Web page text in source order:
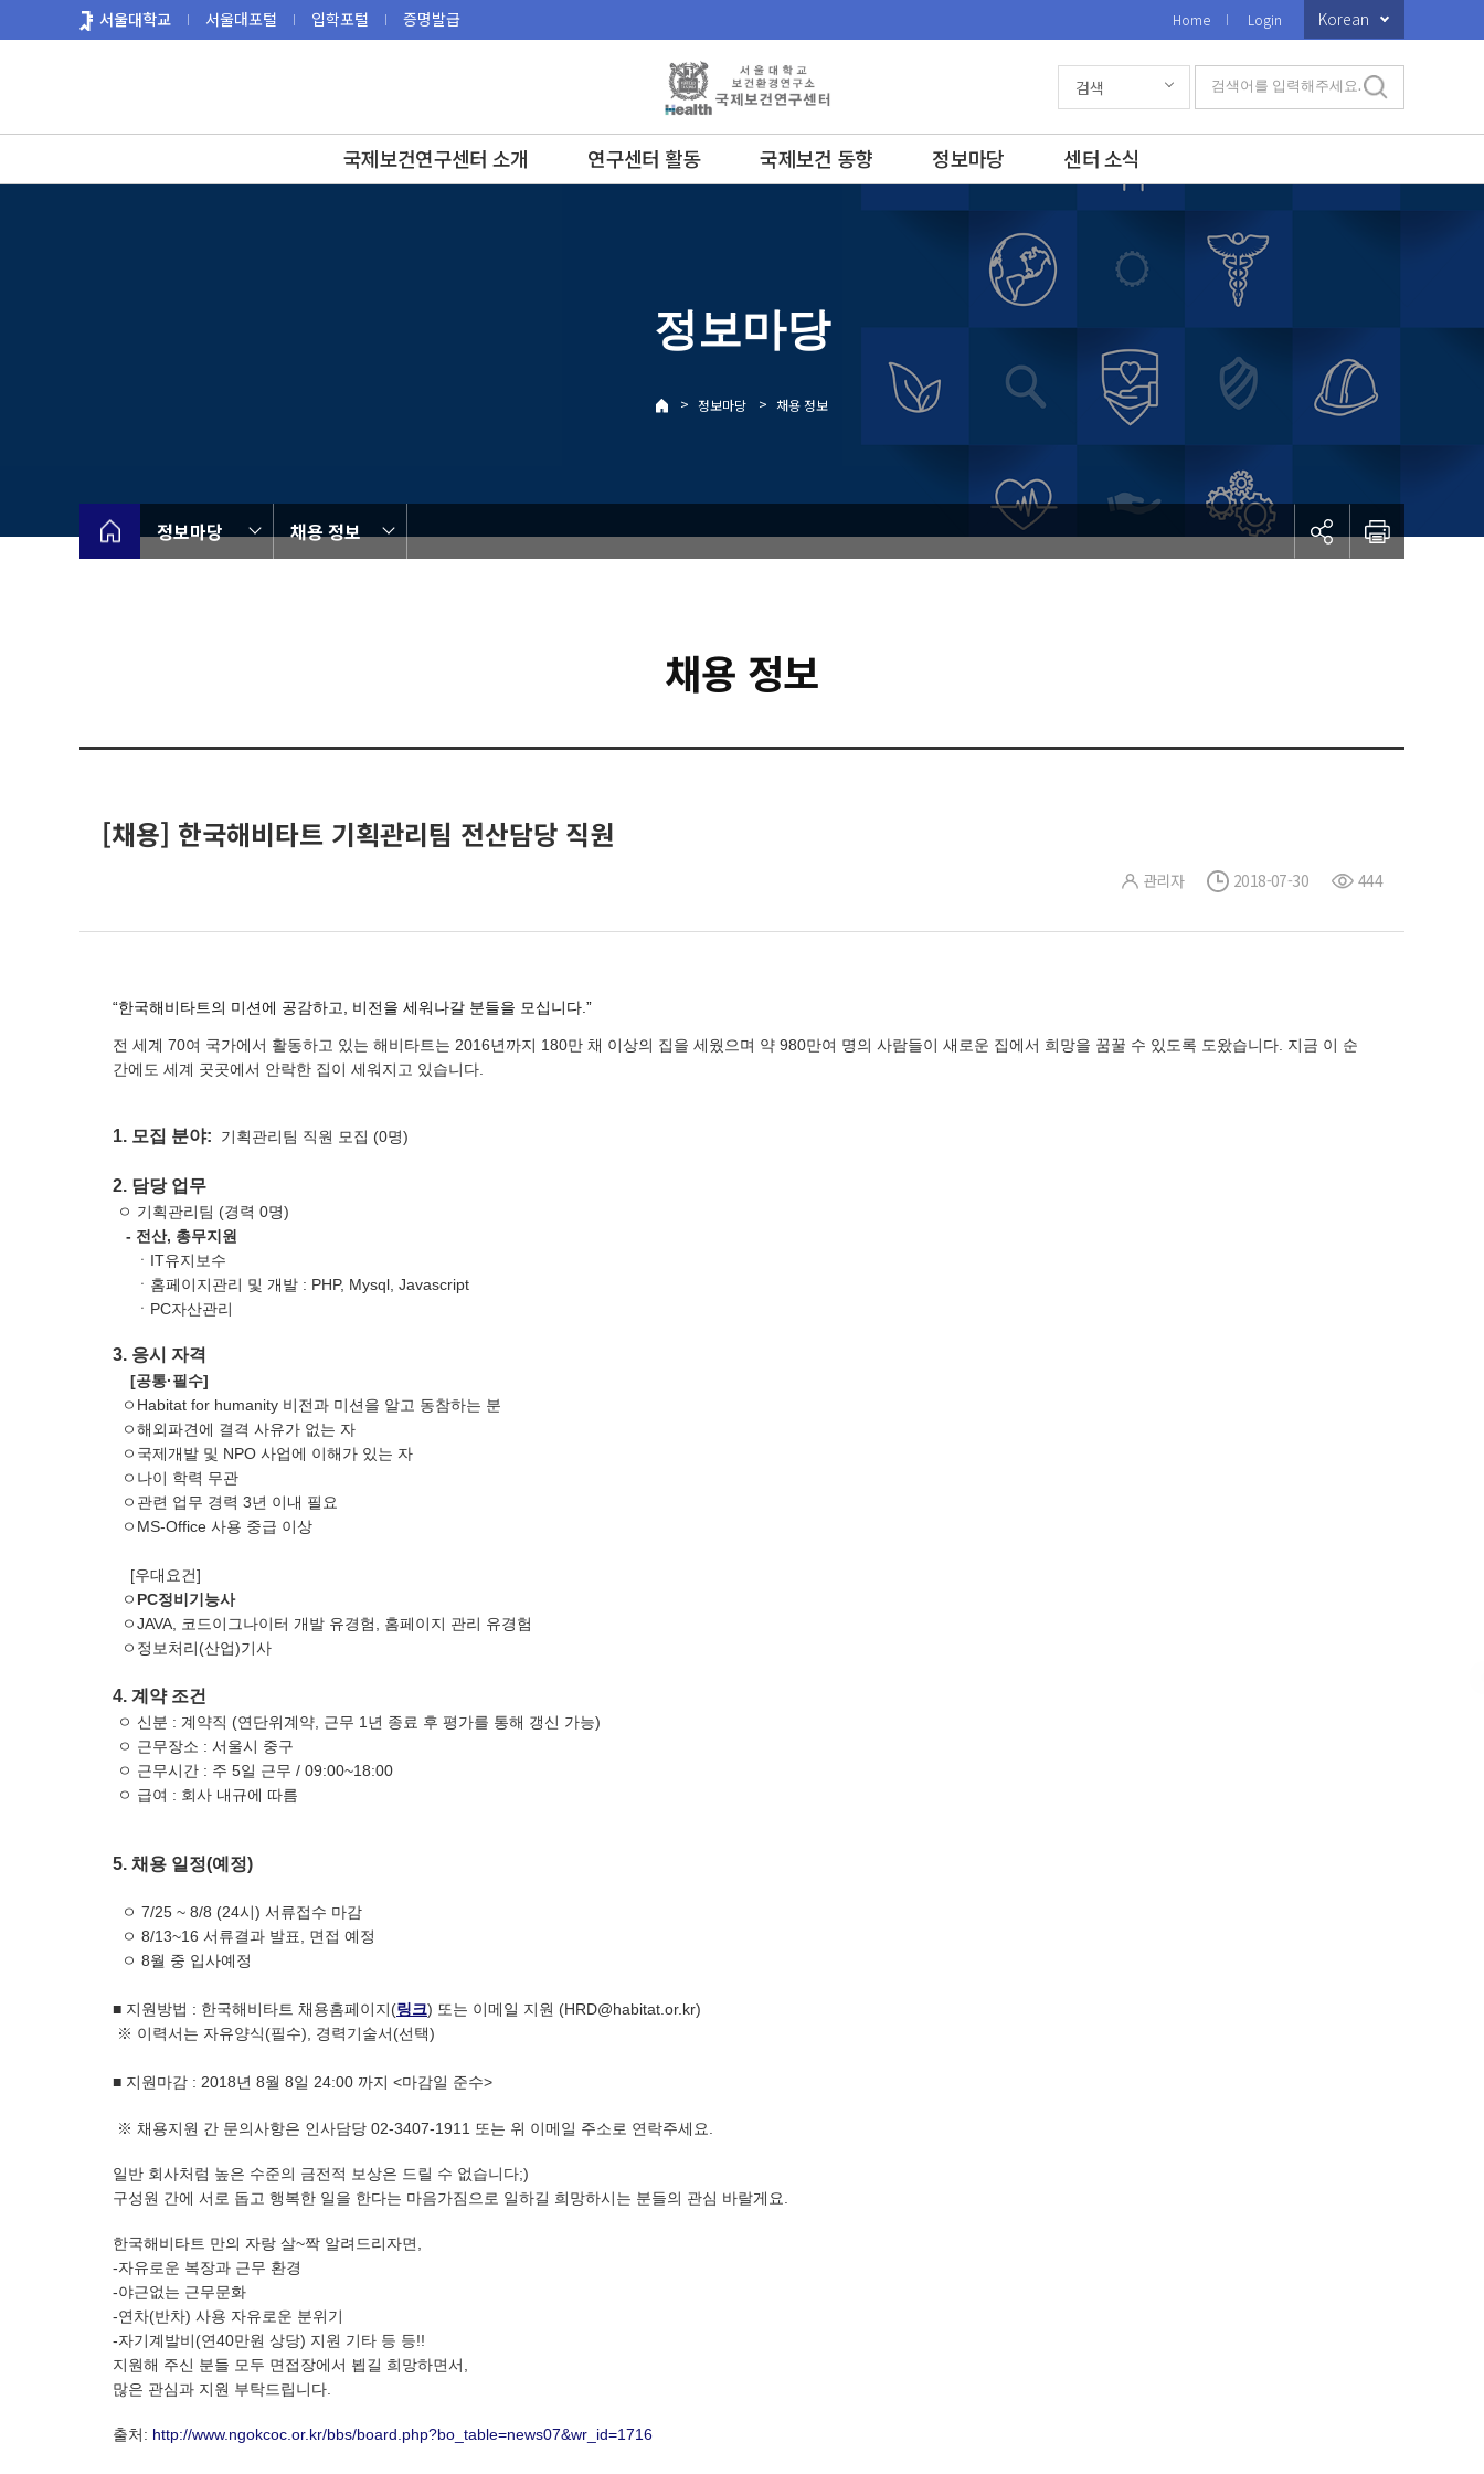
로
서울대학교 서울대포털 입학포털 증명발급 Home Login Korean
국제보건연구센터 소개 연구센터 활동 국제보건 동향 정보마당 센터 소식
검색 검색어를 입력해주세요.
정보마당
> 정보마당 > 채용 정보
정보마당 채용 정보
채용 정보
[채용] 한국해비타트 기획관리팀 전산담당 직원
관리자 2018-07-30 444
“한국해비타트의 미션에 공감하고, 비전을 세워나갈 분들을 모십니다.”
전 세계 70여 국가에서 활동하고 있는 해비타트는 2016년까지 180만 채 이상의 집을 세웠으며 약 980만여 명의 사람들이 새로운 집에서 희망을 꿈꿀 수 있도록 도왔습니다. 지금 이 순
간에도 세계 곳곳에서 안락한 집이 세워지고 있습니다.
1. 모집 분야: 기획관리팀 직원 모집 (0명)
2. 담당 업무
ㅇ 기획관리팀 (경력 0명)
- 전산, 총무지원
ㆍIT유지보수
ㆍ홈페이지관리 및 개발 : PHP, Mysql, Javascript
ㆍPC자산관리
3. 응시 자격
[공통·필수]
ㅇHabitat for humanity 비전과 미션을 알고 동참하는 분
ㅇ해외파견에 결격 사유가 없는 자
ㅇ국제개발 및 NPO 사업에 이해가 있는 자
ㅇ나이 학력 무관
ㅇ관련 업무 경력 3년 이내 필요
ㅇMS-Office 사용 중급 이상
[우대요건]
ㅇ PC정비기능사
ㅇJAVA, 코드이그나이터 개발 유경험, 홈페이지 관리 유경험
ㅇ정보처리(산업)기사
4. 계약 조건
ㅇ 신분 : 계약직 (연단위계약, 근무 1년 종료 후 평가를 통해 갱신 가능)
ㅇ 근무장소 : 서울시 중구
ㅇ 근무시간 : 주 5일 근무 / 09:00~18:00
ㅇ 급여 : 회사 내규에 따름
5. 채용 일정(예정)
ㅇ 7/25 ~ 8/8 (24시) 서류접수 마감
ㅇ 8/13~16 서류결과 발표, 면접 예정
ㅇ 8월 중 입사예정
■ 지원방법 : 한국해비타트 채용홈페이지(링크) 또는 이메일 지원 (HRD@habitat.or.kr)
※ 이력서는 자유양식(필수), 경력기술서(선택)
■ 지원마감 : 2018년 8월 8일 24:00 까지 <마감일 준수>
※ 채용지원 간 문의사항은 인사담당 02-3407-1911 또는 위 이메일 주소로 연락주세요.
일반 회사처럼 높은 수준의 금전적 보상은 드릴 수 없습니다;)
구성원 간에 서로 돕고 행복한 일을 한다는 마음가짐으로 일하길 희망하시는 분들의 관심 바랄게요.
한국해비타트 만의 자랑 살~짝 알려드리자면,
-자유로운 복장과 근무 환경
-야근없는 근무문화
-연차(반차) 사용 자유로운 분위기
-자기계발비(연40만원 상당) 지원 기타 등 등!!
지원해 주신 분들 모두 면접장에서 뵙길 희망하면서,
많은 관심과 지원 부탁드립니다.
출처: http://www.ngokcoc.or.kr/bbs/board.php?bo_table=news07&wr_id=1716